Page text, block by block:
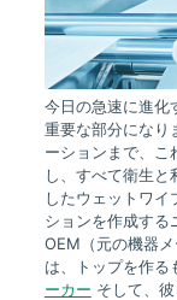
今日の急速に進化
重要な部分になり
ーションまで、こ
し、すべて衛生と
したウェットワイ
ションを作成する
OEM（元の機器
は、トップを作る
ーカー そして、